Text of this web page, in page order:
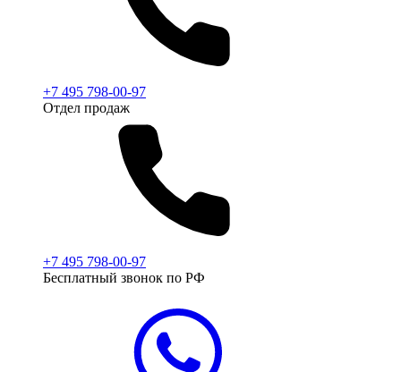
+7 495 798-00-97
Отдел продаж
+7 495 798-00-97
Бесплатный звонок по РФ